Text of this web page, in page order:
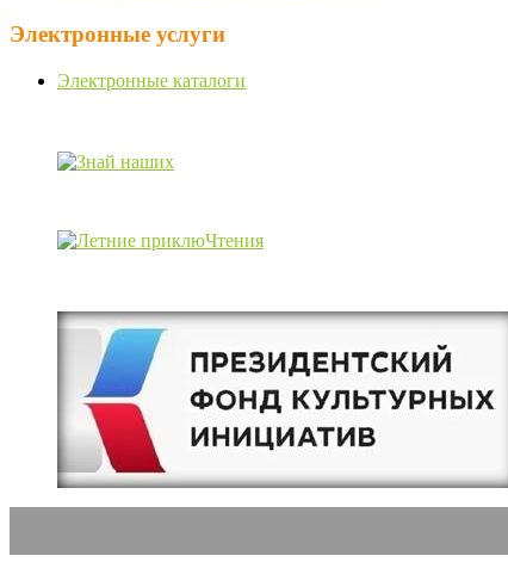
Электронные услуги
Электронные каталоги